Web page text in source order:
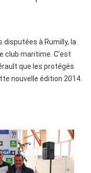
disputées à Rumilly, la
club maritime. C'est
que les protégés
nouvelle édition 2014.